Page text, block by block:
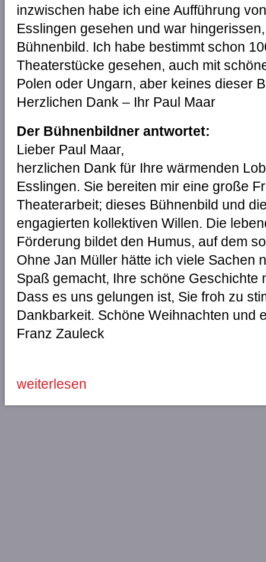
inzwischen habe ich eine Aufführung
Esslingen gesehen und war
Bühnenbild. Ich habe bestimmt schon
Theaterstücke gesehen, auch mit
Polen oder Ungarn, aber keines dieser
Herzlichen Dank – Ihr Paul Maar
Der Bühnenbildner antwortet:
Lieber Paul Maar,
herzlichen Dank für Ihre wärmenden
Esslingen. Sie bereiten mir eine große
Theaterarbeit; dieses Bühnenbild und
engagierten kollektiven Willen. Die
Förderung bildet den Humus, auf dem
Ohne Jan Müller hätte ich viele Sachen
Spaß gemacht, Ihre schöne Geschichte
Dass es uns gelungen ist, Sie froh zu
Dankbarkeit. Schöne Weihnachten und
Franz Zauleck
weiterlesen